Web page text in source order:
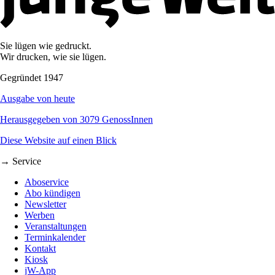
Sie lügen wie gedruckt.
Wir drucken, wie sie lügen.
Gegründet 1947
Ausgabe von heute
Herausgegeben von 3079 GenossInnen
Diese Website auf einen Blick
→ Service
Aboservice
Abo kündigen
Newsletter
Werben
Veranstaltungen
Terminkalender
Kontakt
Kiosk
jW-App